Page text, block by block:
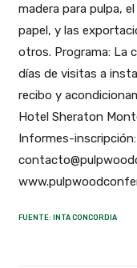
madera para pulpa,
papel, y las
otros. Programa: La
días de visitas a
recibo y
Hotel Sheraton
Informes-
FUENTE: INTA CONCORDIA